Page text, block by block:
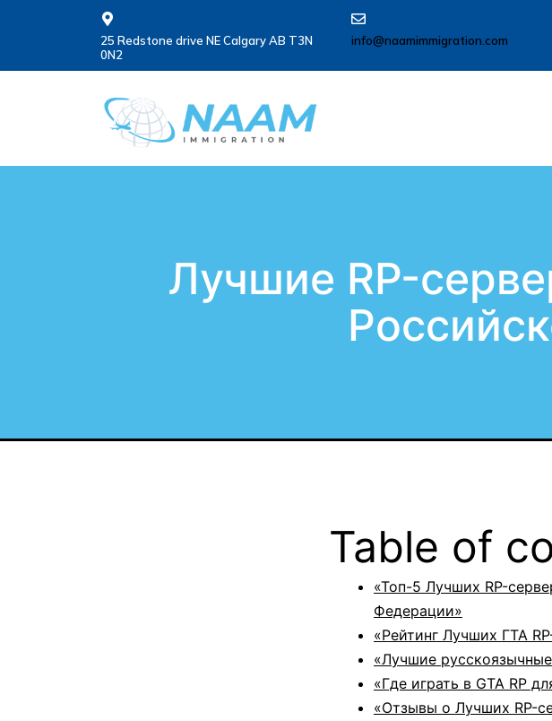
25 Redstone drive NE Calgary AB T3N
0N2
info@naamimmigration.com
Лучшие RP-
Table of
«Топ-5 Лучших RP-
Федерации»
«Рейтинг Лучших ГТА
«Лучшие русскоязычные
«Где играть в GTA RP
«Отзывы о Лучших RP-